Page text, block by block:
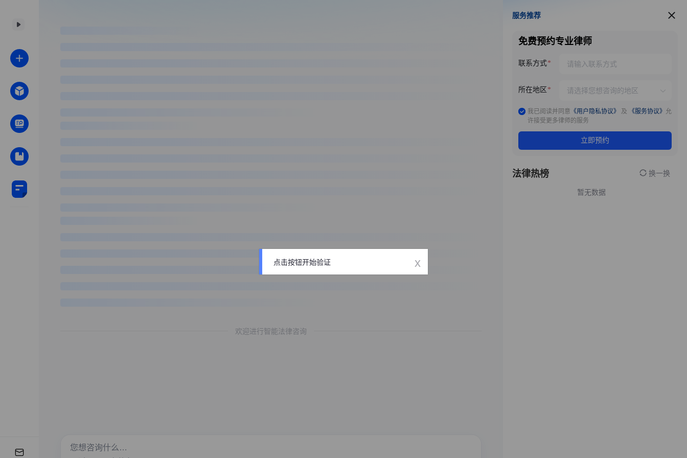
欢迎进行智能法律咨询
服务推荐
服务推荐
免费预约专业律师
联系方式
所在地区
我已阅读并同意 《用户隐私协议》 及 《服务协议》 允
许接受更多律师的服务
立即预约
法律热榜 换一换
暂无数据
点击按钮开始验证 x